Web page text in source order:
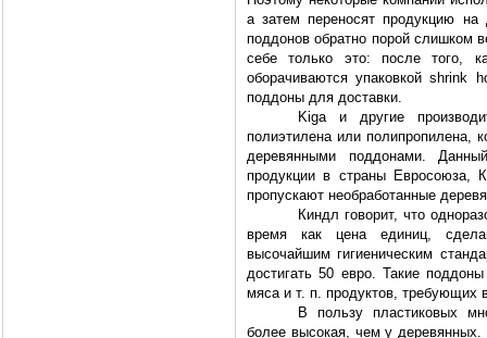
а затем переносят продукцию
поддонов обратно порой слишком
себе только это: после того,
оборачиваются упаковкой shrink
поддоны для доставки.
Kiga и другие
полиэтилена или полипропилена,
деревянными поддонами.
продукции в страны Евросоюза,
пропускают необработанные
Киндл говорит, что
время как цена единиц,
высочайшим гигиеническим
достигать 50 евро. Такие
мяса и т. п. продуктов, требующих
В пользу пластиковых
более высокая, чем у